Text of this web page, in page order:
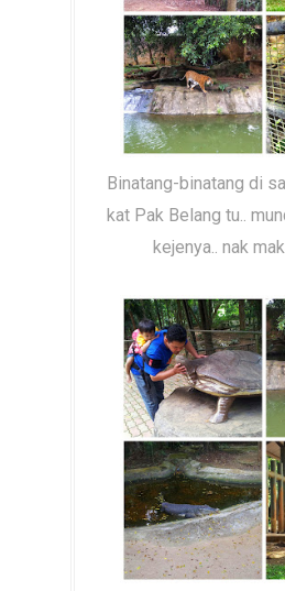
Binatang-binatang di
kat Pak Belang tu..
kejenya.. nak